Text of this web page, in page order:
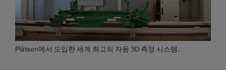
Plåtson에서 도입한 세계 최고의 자동 3D 측정 시스템.